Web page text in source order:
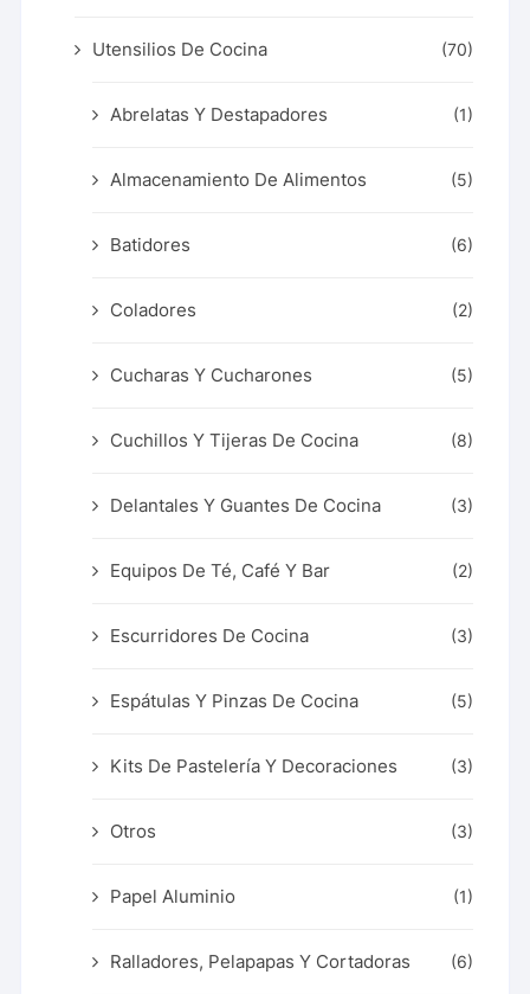
Utensilios De Cocina (70)
Abrelatas Y Destapadores (1)
Almacenamiento De Alimentos (5)
Batidores (6)
Coladores (2)
Cucharas Y Cucharones (5)
Cuchillos Y Tijeras De Cocina (8)
Delantales Y Guantes De Cocina (3)
Equipos De Té, Café Y Bar (2)
Escurridores De Cocina (3)
Espátulas Y Pinzas De Cocina (5)
Kits De Pastelería Y Decoraciones (3)
Otros (3)
Papel Aluminio (1)
Ralladores, Pelapapas Y Cortadoras (6)